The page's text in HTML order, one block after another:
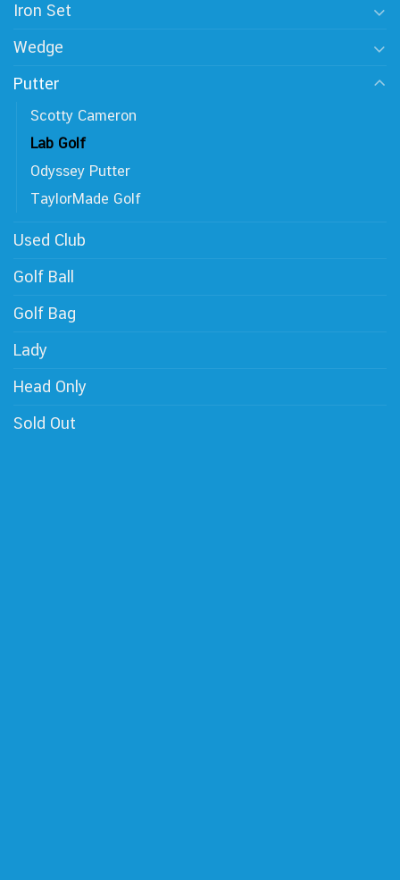
Iron Set
Wedge
Putter
Scotty Cameron
Lab Golf
Odyssey Putter
TaylorMade Golf
Used Club
Golf Ball
Golf Bag
Lady
Head Only
Sold Out